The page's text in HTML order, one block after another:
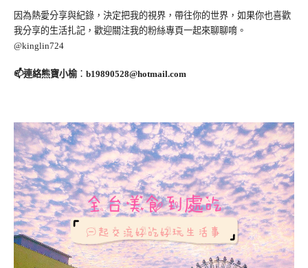
因為熱愛分享與紀錄，決定把我的視界，帶往你的世界，如果你也喜歡
我分享的生活扎記，歡迎關注我的粉絲專頁一起來聊聊唷。
@kinglin724
📫連絡熊寶小榆： b19890528@hotmail.com